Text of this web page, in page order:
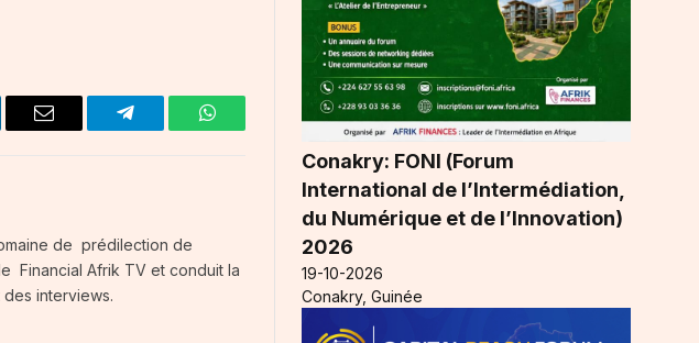
Email Telegram WhatsApp
de prédilection de
Financial Afrik TV et conduit la
interviews.
Conakry: FONI (Forum
International de l’Intermédiation,
du Numérique et de l’Innovation)
2026
19-10-2026
Conakry, Guinée